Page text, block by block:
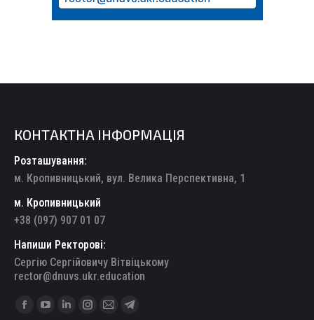
КОНТАКТНА ІНФОРМАЦІЯ
Розташування:
м. Кропивницький, вул. Велика Перспективна, 1
м. Кропивницький
+38 (097) 907 01 07
Напиши Ректорові:
Сергію Сергійовичу Вітвіцькому
rector@dnuvs.ukr.education
Find us on:
Facebook
YouTubeLinkedinInstagram
Mail
Telegram